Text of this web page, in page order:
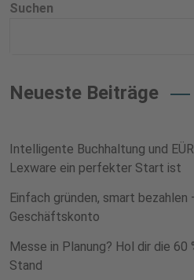
Suchen
Neueste Beiträge
Intelligente Buchhaltung und
Lexware ein perfekter Start ist
Einfach gründen, smart
Geschäftskonto
Messe in Planung? Hol dir die 60
Stand